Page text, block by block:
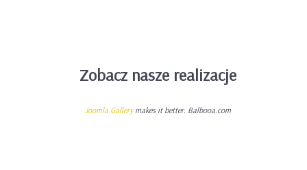
Zobacz nasze realizacje
Joomla Gallerymakes it better. Balbooa.com